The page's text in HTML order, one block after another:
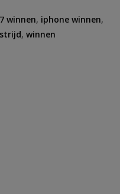
winnen, iphone winnen,
, winnen